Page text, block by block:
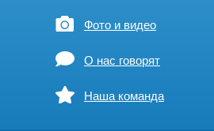
Фото и видео
О нас говорят
Наша команда